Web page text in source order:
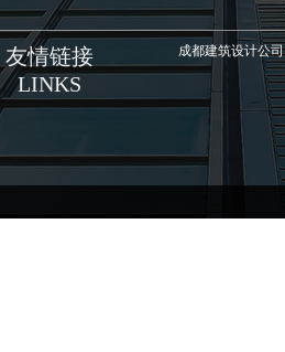
友情链接
LINKS
成都建筑设计公司